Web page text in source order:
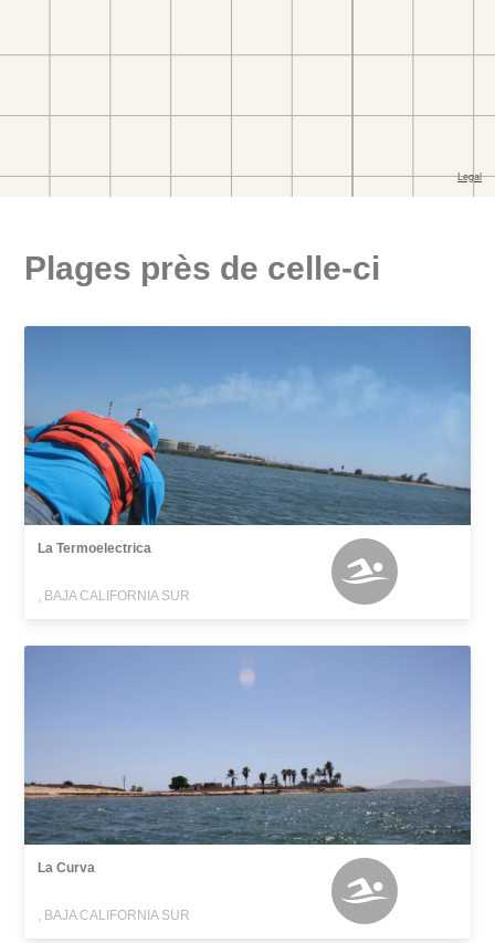
Plages près de celle-ci
La Termoelectrica
, BAJA CALIFORNIA SUR
La Curva
, BAJA CALIFORNIA SUR